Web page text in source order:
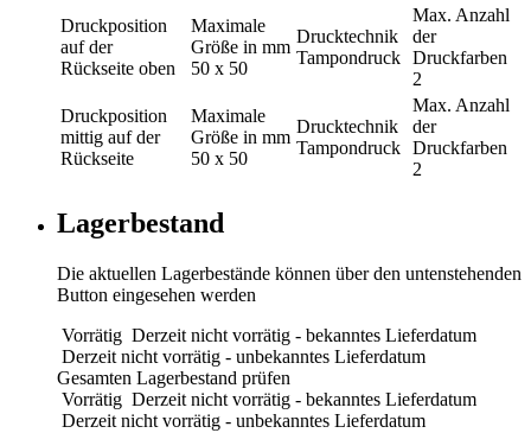
Druckposition
auf der
Rückseite oben
Maximale
Größe in mm
50 x 50
Drucktechnik
Tampondruck
Max. Anzahl
der
Druckfarben
2
Druckposition
mittig auf der
Rückseite
Maximale
Größe in mm
50 x 50
Drucktechnik
Tampondruck
Max. Anzahl
der
Druckfarben
2
Lagerbestand
Die aktuellen Lagerbestände können über den untenstehenden
Button eingesehen werden
Vorrätig Derzeit nicht vorrätig - bekanntes Lieferdatum
Derzeit nicht vorrätig - unbekanntes Lieferdatum
Gesamten Lagerbestand prüfen
Vorrätig Derzeit nicht vorrätig - bekanntes Lieferdatum
Derzeit nicht vorrätig - unbekanntes Lieferdatum